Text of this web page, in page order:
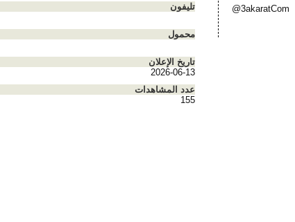
تليفون
محمول
تاريخ الإعلان
2026-06-13
عدد المشاهدات
155
@3akaratCom